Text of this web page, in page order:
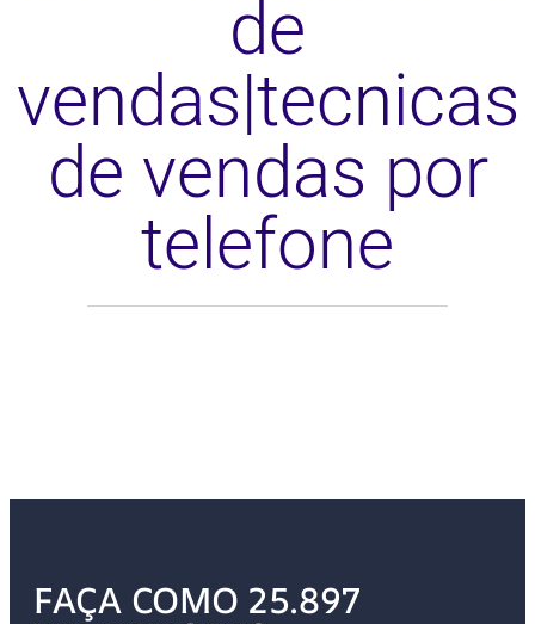
de
vendas|tecnicas
de vendas por
telefone
FAÇA COMO 25.897